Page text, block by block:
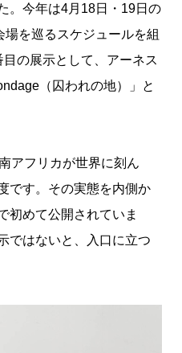
。今年は4月18日・19日の
を巡るスケジュールを組
の展示として、アーネス
（囚われの地）」と
アフリカが世界に刻ん
です。その実態を内側か
初めて公開されていま
ではないと、入口に立つ